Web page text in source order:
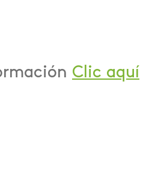
Clic aquí